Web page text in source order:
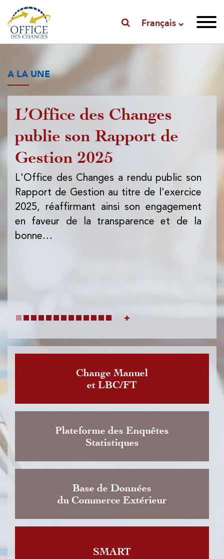
Français
A LA UNE
L’Office des Changes
publie son Rapport de
Gestion 2025
L'Office des Changes a rendu public son
Rapport de Gestion au titre de l'exercice
2025, réaffirmant ainsi son engagement
en faveur de la transparence et de la
bonne…
Change Manuel
et LBC/FT
Plateforme des Enquêtes
Statistiques
Base de Données
du Commerce Extérieur
SMART